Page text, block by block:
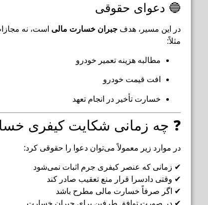
🔵 دعوای حقوقی
در این مسیر، هدف جبران خسارت مالی است، نه
مثلاً:
مطالبه هزینه تعمیر خودرو
افت قیمت خودرو
خسارت تأخیر در انجام تعهد
❓ چه زمانی شکایت کیفری
در موارد زیر معمولاً می‌توان دعوا را حقوقی کرد:
✔ زمانی که عنصر کیفری جرم اثبات نمی‌شود
✔ وقتی دادسرا قرار منع تعقیب صادر کند
✔ اگر صرفاً خسارت مالی مطرح باشد